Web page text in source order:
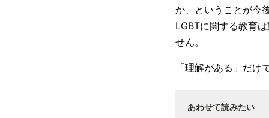
か、ということが今
LGBTに関する教育
せん。
「理解がある」だ